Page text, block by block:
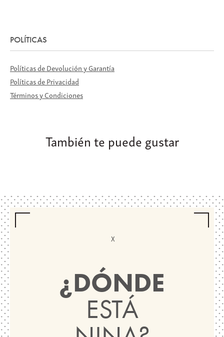
POLÍTICAS
Políticas de Devolución y Garantía
Políticas de Privacidad
Términos y Condiciones
También te puede gustar
¿DÓNDE
ESTÁ